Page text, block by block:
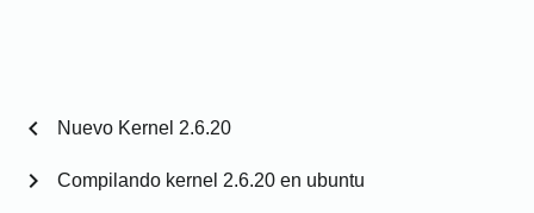
chevron_left Nuevo Kernel 2.6.20
Compilando kernel 2.6.20 en ubuntu
chevron_right